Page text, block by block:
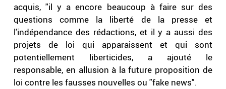
acquis, "il y a encore beaucoup à faire sur des
questions comme la liberté de la presse et
l'indépendance des rédactions, et il y a aussi des
projets de loi qui apparaissent et qui sont
potentiellement liberticides, a ajouté le
responsable, en allusion à la future proposition de
loi contre les fausses nouvelles ou "fake news".